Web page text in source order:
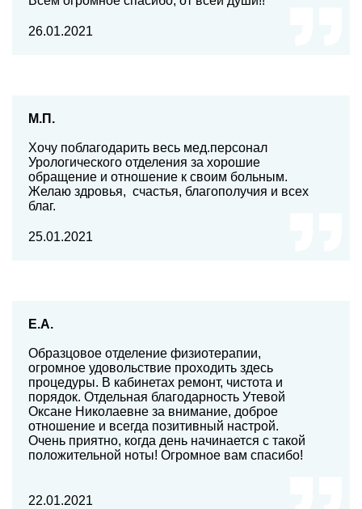
26.01.2021
М.П.
Хочу поблагодарить весь мед.персонал
Урологического отделения за хорошие
обращение и отношение к своим больным.
Желаю здровья, счастья, благополучия и всех
благ.
25.01.2021
Е.А.
Образцовое отделение физиотерапии,
огромное удовольствие проходить здесь
процедуры. В кабинетах ремонт, чистота и
порядок. Отдельная благодарность Утевой
Оксане Николаевне за внимание, доброе
отношение и всегда позитивный настрой.
Очень приятно, когда день начинается с такой
положительной ноты! Огромное вам спасибо!
22.01.2021